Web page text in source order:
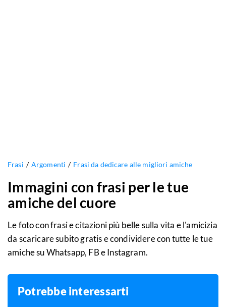
Frasi Argomenti Frasi da dedicare alle migliori amiche
Immagini con frasi per le tue
amiche del cuore
Le foto con frasi e citazioni più belle sulla vita e l'amicizia
da scaricare subito gratis e condividere con tutte le tue
amiche su Whatsapp, FB e Instagram.
Potrebbe interessarti